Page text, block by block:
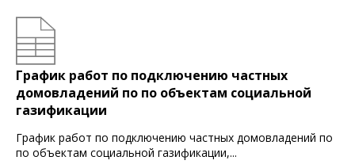
График работ по подключению частных
домовладений по по объектам социальной
газификации
График работ по подключению частных домовладений по
по объектам социальной газификации,...